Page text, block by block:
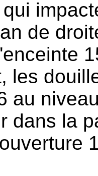
de
les
au
dans la